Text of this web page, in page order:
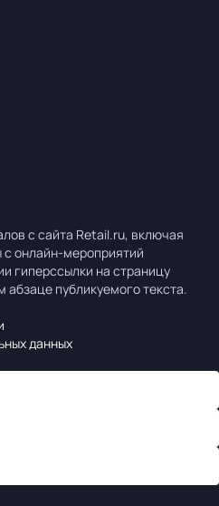
с сайта Retail.ru, включая
онлайн-мероприятий
гиперссылки на страницу
публикуемого текста.
данных